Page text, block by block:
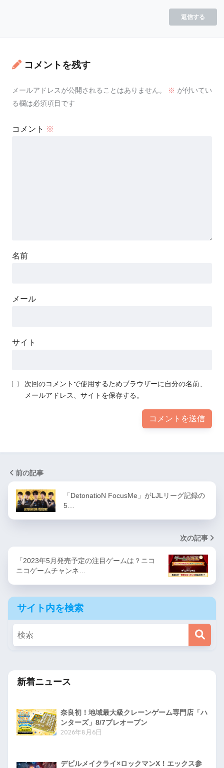
返信する
コメントを残す
メールアドレスが公開されることはありません。 ※ が付いてい
る欄は必須項目です
コメント ※
名前
メール
サイト
次回のコメントで使用するためブラウザーに自分の名前、
メールアドレス、サイトを保存する。
前の記事
「DetonatioN FocusMe」がLJLリーグ記録の
5…
次の記事
「2023年5月発売予定の注目ゲームは？ニコ
ニコゲームチャンネ…
サイト内を検索
新着ニュース
奈良初！地域最大級クレーンゲーム専門店「ハ
ンターズ」8/7プレオープン
2026年8月6日
デビルメイクライ×ロックマンX！エックス参